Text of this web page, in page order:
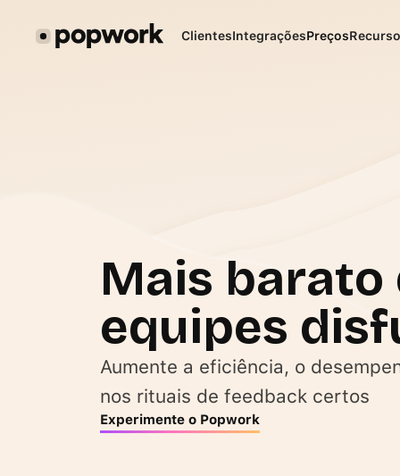
Clientes Integrações Preços
Mais barato
equipes
Aumente a eficiência, o
nos rituais de feedback certos
Experimente o Popwork